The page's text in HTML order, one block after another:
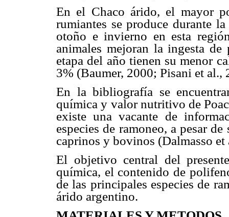
En el Chaco árido, el mayor
rumiantes se produce durante
otoño e invierno en esta
animales mejoran la ingesta
etapa del año tienen su menor
3% (Baumer, 2000; Pisani et al.,
En la bibliografía se
química y valor nutritivo de
existe una vacante de
especies de ramoneo, a pesar
caprinos y bovinos (Dalmasso
El objetivo central del
química, el contenido de
de las principales especies de
árido argentino.